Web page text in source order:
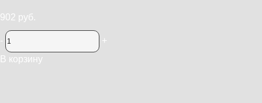
902 руб.
-
+
В корзину